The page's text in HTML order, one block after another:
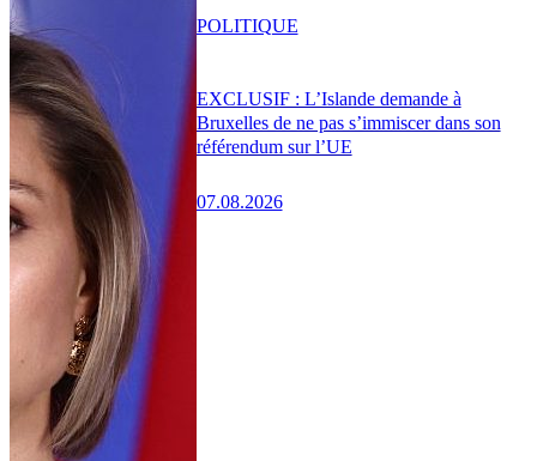
EXCLUSIF : L’Islande demande à
Bruxelles de ne pas s’immiscer dans son
référendum sur l’UE
07.08.2026
POLITIQUE